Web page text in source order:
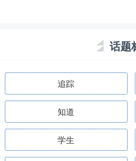
话题
追踪
知道
学生